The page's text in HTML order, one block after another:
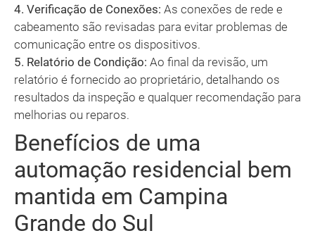
4. Verificação de Conexões: As conexões de rede e
cabeamento são revisadas para evitar problemas de
comunicação entre os dispositivos.
5. Relatório de Condição: Ao final da revisão, um
relatório é fornecido ao proprietário, detalhando os
resultados da inspeção e qualquer recomendação para
melhorias ou reparos.
Benefícios de uma
automação residencial bem
mantida em Campina
Grande do Sul